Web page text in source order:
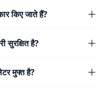
किए जाते हैं?
सुरक्षित है?
मुफ्त है?